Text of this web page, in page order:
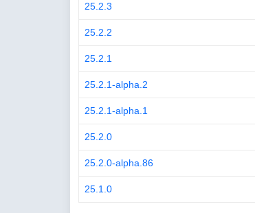
25.2.3
25.2.2
25.2.1
25.2.1-alpha.2
25.2.1-alpha.1
25.2.0
25.2.0-alpha.86
25.1.0